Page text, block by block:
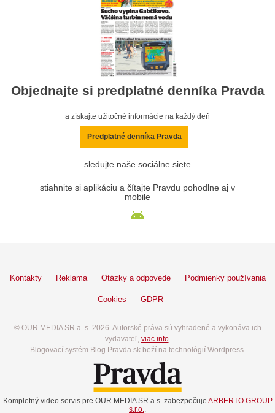
Objednajte si predplatné denníka Pravda
a získajte užitočné informácie na každý deň
Predplatné denníka Pravda
sledujte naše sociálne siete
stiahnite si aplikáciu a čítajte Pravdu pohodlne aj v
mobile
Kontakty Reklama Otázky a odpovede Podmienky používania
Cookies GDPR
© OUR MEDIA SR a. s. 2026. Autorské práva sú vyhradené a vykonáva ich
vydavateľ, viac info.
Blogovací systém Blog.Pravda.sk beží na technológií Wordpress.
Kompletný video servis pre OUR MEDIA SR a.s. zabezpečuje ARBERTO GROUP
s.r.o..